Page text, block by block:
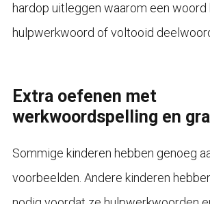
hardop uitleggen waarom een woord
hulpwerkwoord of voltooid
Extra oefenen met
werkwoordspelling en
Sommige kinderen hebben genoeg
voorbeelden. Andere kinderen